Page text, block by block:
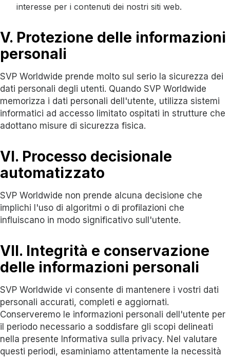
interesse per i contenuti dei nostri siti web.
V. Protezione delle informazioni
personali
SVP Worldwide prende molto sul serio la sicurezza dei
dati personali degli utenti. Quando SVP Worldwide
memorizza i dati personali dell'utente, utilizza sistemi
informatici ad accesso limitato ospitati in strutture che
adottano misure di sicurezza fisica.
VI. Processo decisionale
automatizzato
SVP Worldwide non prende alcuna decisione che
implichi l'uso di algoritmi o di profilazioni che
influiscano in modo significativo sull'utente.
VII. Integrità e conservazione
delle informazioni personali
SVP Worldwide vi consente di mantenere i vostri dati
personali accurati, completi e aggiornati.
Conserveremo le informazioni personali dell'utente per
il periodo necessario a soddisfare gli scopi delineati
nella presente Informativa sulla privacy. Nel valutare
questi periodi, esaminiamo attentamente la necessità